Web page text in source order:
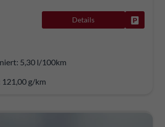
Details
5,30 l/100km
121,00 g/km